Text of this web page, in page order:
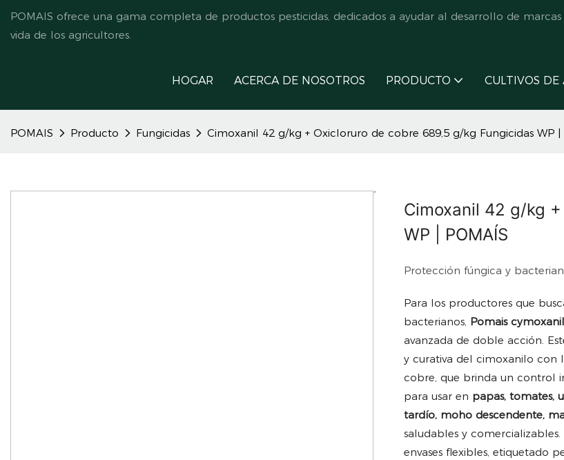
POMAIS ofrece una gama completa de productos pesticidas, dedicados a ayudar al desarrollo de
vida de los agricultores.
HOGAR ACERCA DE NOSOTROS PRODUCTO CULTIVOS DE
POMAIS Producto Fungicidas Cimoxanil 42 g/kg + Oxicloruro de cobre 689,5 g/kg Fungicidas WP |
Cimoxanil 42 g/kg
WP | POMAÍS
Protección fúngica y
Para los productores que
bacterianos, Pomais
avanzada de doble acción.
y curativa del cimoxanilo con
cobre, que brinda un control
para usar en papas, tomates,
tardío, moho descendente,
saludables y
envases flexibles, etiquetado